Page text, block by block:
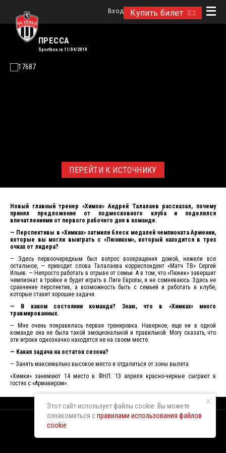
Купить билет
Вход
ПРЕССА
Sportbox.ru 11/04/2019
ПЕРЕЙТИ К ИСТОЧНИКУ
Новый главный тренер «Химок» Андрей Талалаев рассказал, почему
принял предложение от подмосковного клуба и поделился
впечатлениями от первого рабочего дня в команде.
— Перспективы в «Химках» затмили блеск медалей чемпионата Армении,
которые вы могли выиграть с «Пюником», который находится в трех
очках от лидера?
— Здесь первоочередным был вопрос возвращения домой, нежели все
остальное, — приводит слова Талалаева корреспондент «Матч ТВ» Сергей
Ильев. — Непросто работать в отрыве от семьи. А в том, что «Пюник» завершит
чемпионат в тройке и будет играть в Лиге Европы, я не сомневаюсь. Здесь не
сравнение перспектив, а возможность быть с семьей и работать в клубе,
которые ставит хорошие задачи.
— В каком состоянии команда? Знаю, что в «Химках» много
травмированных.
— Мне очень понравилась первая тренировка. Наверное, еще ни в одной
команде она не была такой эмоциональной и правильной. Могу сказать, что
эти игроки однозначно находятся не на своем месте.
— Какая задача на остаток сезона?
— Занять максимально высокое место и отдалиться от зоны вылета.
«Химки» занимают 14 место в ФНЛ. 13 апреля красно-черные сыграют в
гостях с «Армавиром».
Этот сайт использует файлы cookie. Вы можете
ознакомиться справилами использования файлов
cookie